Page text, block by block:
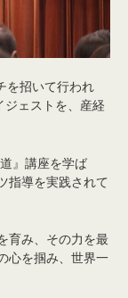
を招いて行われ
ェストを、 産経
』講座を学ば
指導を実践されて
育み、 その力を最
心を掴み、 世界一